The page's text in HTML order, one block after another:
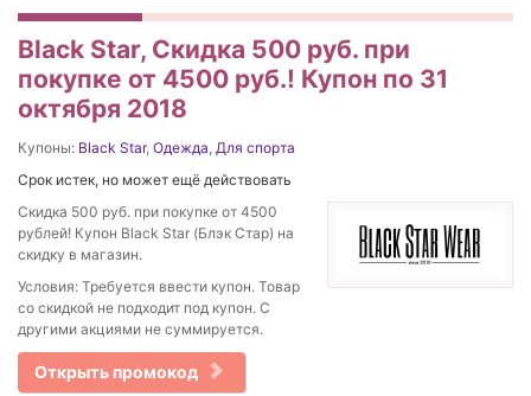
Black Star, Скидка 500 руб. при
покупке от 4500 руб.! Купон по 31
октября 2018
Купоны: Black Star, Одежда, Для спорта
Срок истек, но может ещё действовать
Скидка 500 руб. при покупке от 4500
рублей! Купон Black Star (Блэк Стар) на
скидку в магазин.
Условия: Требуется ввести купон. Товар
со скидкой не подходит под купон. С
другими акциями не суммируется.
Открыть промокод